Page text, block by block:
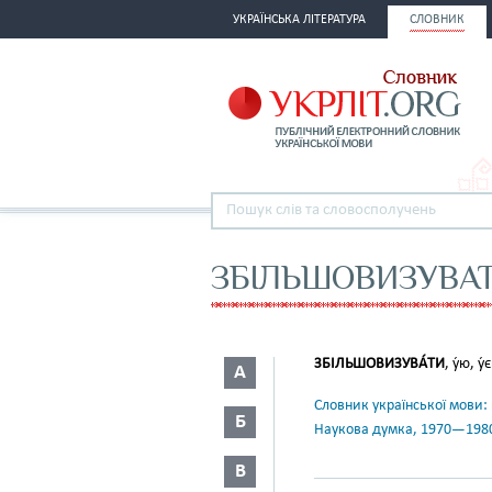
УКРАЇНСЬКА ЛІТЕРАТУРА СЛОВНИК
А
Б
В
ЗБІЛЬШОВИЗУВА́ТИ, у́ю,
Словник української
Наукова думка,